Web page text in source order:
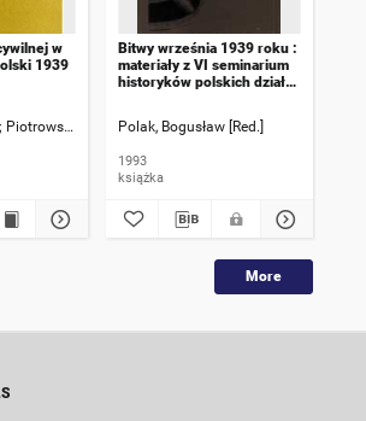
w
1939
Piotrowski, Bernard [Recenzja]
Bitwy września 1939 roku :
materiały z VI seminarium
historyków polskich działań
Koszalin, 10-11 listopada
1989 r. Cz. 2, Dowódcy
Polak, Bogusław [Red.]
1993
książka
More